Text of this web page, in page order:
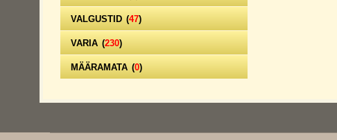
VALGUSTID (47)
VARIA (230)
MÄÄRAMATA (0)